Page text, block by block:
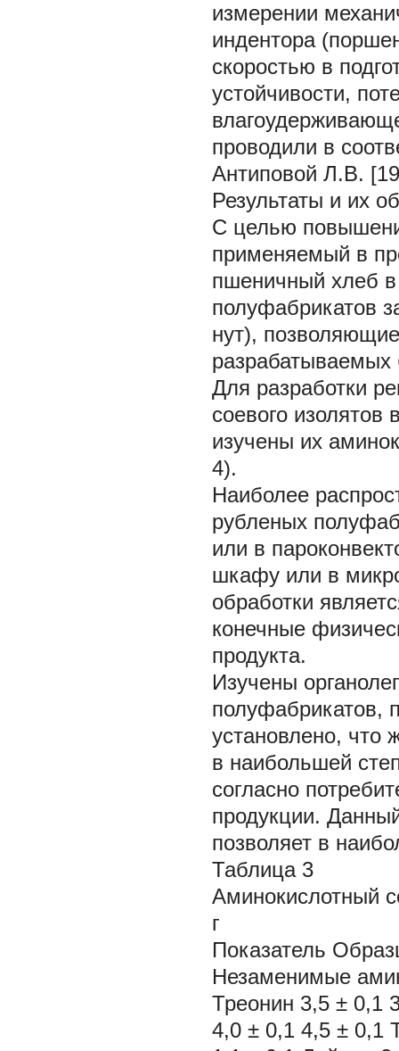
измерении
индентора
скоростью в
устойчивости,
проводили в
Антиповой Л.В.
Результаты и их
С целью
применяемый в
пшеничный хлеб
полуфабрикатов
нут),
Для разработки
соевого изолятов
изучены их
4).
Наиболее
рубленых
или в
шкафу или в
обработки
конечные
продукта.
Изучены
полуфабрикатов,
установлено, что
в наибольшей
согласно
продукции.
позволяет в
Таблица 3
Аминокислотный
г
Показатель
Незаменимые
Треонин 3,5 ± 0,1
4,0 ± 0,1 4,5 ± 0,1